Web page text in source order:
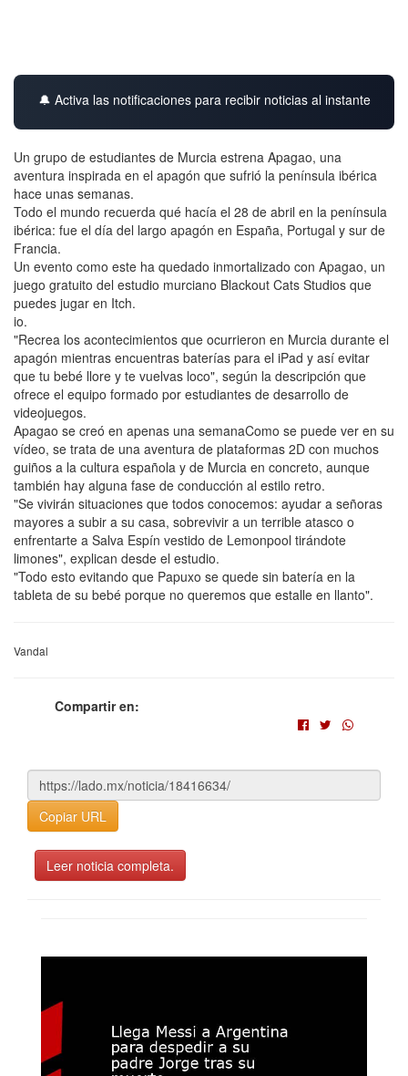
🔔 Activa las notificaciones para recibir noticias al instante
Un grupo de estudiantes de Murcia estrena Apagao, una
aventura inspirada en el apagón que sufrió la península ibérica
hace unas semanas.
Todo el mundo recuerda qué hacía el 28 de abril en la península
ibérica: fue el día del largo apagón en España, Portugal y sur de
Francia.
Un evento como este ha quedado inmortalizado con Apagao, un
juego gratuito del estudio murciano Blackout Cats Studios que
puedes jugar en Itch.
io.
"Recrea los acontecimientos que ocurrieron en Murcia durante el
apagón mientras encuentras baterías para el iPad y así evitar
que tu bebé llore y te vuelvas loco", según la descripción que
ofrece el equipo formado por estudiantes de desarrollo de
videojuegos.
Apagao se creó en apenas una semanaComo se puede ver en su
vídeo, se trata de una aventura de plataformas 2D con muchos
guiños a la cultura española y de Murcia en concreto, aunque
también hay alguna fase de conducción al estilo retro.
"Se vivirán situaciones que todos conocemos: ayudar a señoras
mayores a subir a su casa, sobrevivir a un terrible atasco o
enfrentarte a Salva Espín vestido de Lemonpool tirándote
limones", explican desde el estudio.
"Todo esto evitando que Papuxo se quede sin batería en la
tableta de su bebé porque no queremos que estalle en llanto".
Vandal
Compartir en:
Copiar URL
Leer noticia completa.